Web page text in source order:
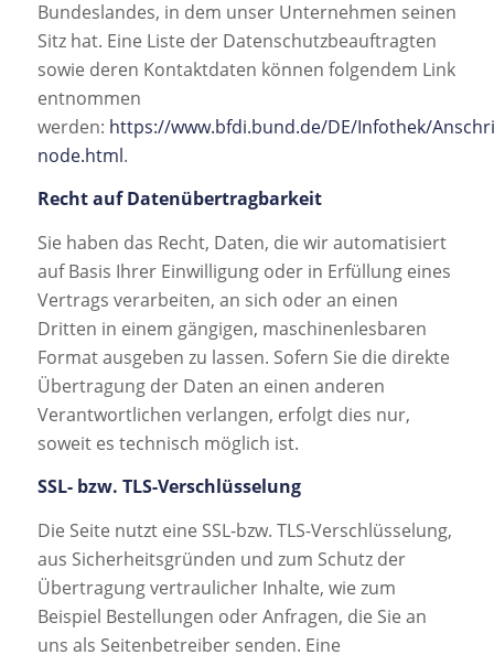
Bundeslandes, in dem unser Unternehmen seinen
Sitz hat. Eine Liste der Datenschutzbeauftragten
sowie deren Kontaktdaten können folgendem Link
entnommen
werden: https://www.bfdi.bund.de/DE/Infothek/
node.html.
Recht auf Datenübertragbarkeit
Sie haben das Recht, Daten, die wir automatisiert
auf Basis Ihrer Einwilligung oder in Erfüllung eines
Vertrags verarbeiten, an sich oder an einen
Dritten in einem gängigen, maschinenlesbaren
Format ausgeben zu lassen. Sofern Sie die direkte
Übertragung der Daten an einen anderen
Verantwortlichen verlangen, erfolgt dies nur,
soweit es technisch möglich ist.
SSL- bzw. TLS-Verschlüsselung
Die Seite nutzt eine SSL-bzw. TLS-Verschlüsselung,
aus Sicherheitsgründen und zum Schutz der
Übertragung vertraulicher Inhalte, wie zum
Beispiel Bestellungen oder Anfragen, die Sie an
uns als Seitenbetreiber senden. Eine